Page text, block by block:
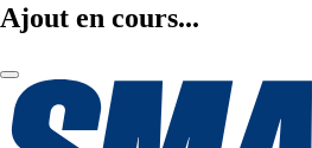
Ajout en cours...